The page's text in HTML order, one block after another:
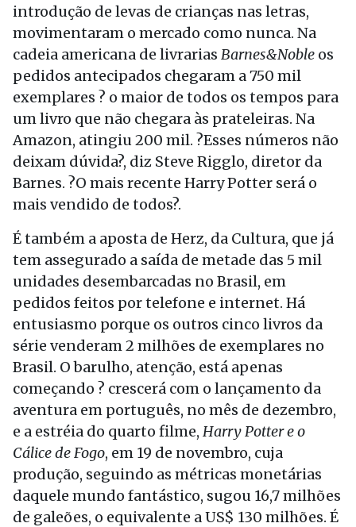
introdução de levas de crianças nas letras,
movimentaram o mercado como nunca. Na
cadeia americana de livrarias Barnes&Noble os
pedidos antecipados chegaram a 750 mil
exemplares ? o maior de todos os tempos para
um livro que não chegara às prateleiras. Na
Amazon, atingiu 200 mil. ?Esses números não
deixam dúvida?, diz Steve Rigglo, diretor da
Barnes. ?O mais recente Harry Potter será o
mais vendido de todos?.
É também a aposta de Herz, da Cultura, que já
tem assegurado a saída de metade das 5 mil
unidades desembarcadas no Brasil, em
pedidos feitos por telefone e internet. Há
entusiasmo porque os outros cinco livros da
série venderam 2 milhões de exemplares no
Brasil. O barulho, atenção, está apenas
começando ? crescerá com o lançamento da
aventura em português, no mês de dezembro,
e a estréia do quarto filme, Harry Potter e o
Cálice de Fogo, em 19 de novembro, cuja
produção, seguindo as métricas monetárias
daquele mundo fantástico, sugou 16,7 milhões
de galeões, o equivalente a US$ 130 milhões. É